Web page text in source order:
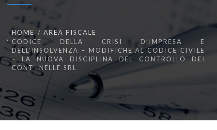
HOME
AREA FISCALE
CODICE DELLA CRISI D’IMPRESA E
DELL’INSOLVENZA – MODIFICHE AL CODICE CIVILE
– LA NUOVA DISCIPLINA DEL CONTROLLO DEI
CONTI NELLE SRL